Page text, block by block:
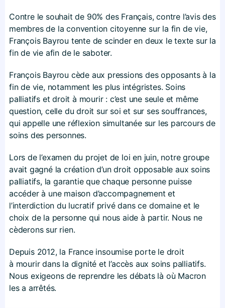
Contre le souhait de 90% des Français, contre l’avis des
membres de la convention citoyenne sur la fin de vie,
François Bayrou tente de scinder en deux le texte sur la
fin de vie afin de le saboter.
François Bayrou cède aux pressions des opposants à la
fin de vie, notamment les plus intégristes. Soins
palliatifs et droit à mourir : c’est une seule et même
question, celle du droit sur soi et sur ses souffrances,
qui appelle une réflexion simultanée sur les parcours de
soins des personnes.
Lors de l’examen du projet de loi en juin, notre groupe
avait gagné la création d’un droit opposable aux soins
palliatifs, la garantie que chaque personne puisse
accéder à une maison d’accompagnement et
l’interdiction du lucratif privé dans ce domaine et le
choix de la personne qui nous aide à partir. Nous ne
cèderons sur rien.
Depuis 2012, la France insoumise porte le droit
à mourir dans la dignité et l’accès aux soins palliatifs.
Nous exigeons de reprendre les débats là où Macron
les a arrêtés.